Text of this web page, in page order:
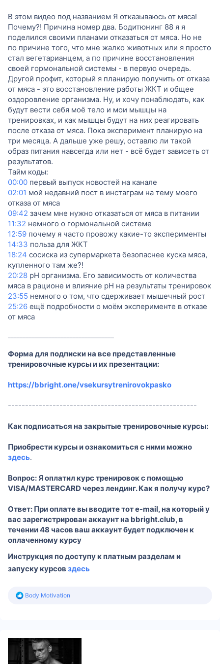
В этом видео под названием Я отказываюсь от мяса!
Почему?! Причина номер два. Бодитюнинг 88 я я
поделился своими планами отказаться от мяса. Но не
по причине того, что мне жалко животных или я просто
стал вегетарианцем, а по причине восстановления
своей гормональной системы - в первую очередь.
Другой профит, который я планирую получить от отказа
от мяса - это восстановление работы ЖКТ и общее
оздоровление организма. Ну, и хочу понаблюдать, как
будут вести себя моё тело и мои мышцы на
тренировках, и как мышцы будут на них реагировать
после отказа от мяса. Пока эксперимент планирую на
три месяца. А дальше уже решу, оставлю ли такой
образ питания навсегда или нет - всё будет зависеть от
результатов.
Тайм коды:
00:00 первый выпуск новостей на канале
02:01 мой недавний пост в инстаграм на тему моего
отказа от мяса
09:42 зачем мне нужно отказаться от мяса в питании
11:32 немного о гормональной системе
12:59 почему я часто провожу какие-то эксперименты
14:33 польза для ЖКТ
18:24 сосиска из супермаркета безопаснее куска мяса,
купленного там же?!
20:28 рН организма. Его зависимость от количества
мяса в рационе и влияние рН на результаты тренировок
23:55 немного о том, что сдерживает мышечный рост
25:26 ещё подробности о моём эксперименте в отказе
от мяса
Форма для подписки на все представленные
тренировочные курсы и их презентации:
https://bbright.one/vsekursytrenirovokpasko
-------------------------------------------------------
Как подписаться на закрытые тренировочные курсы:
Приобрести курсы и ознакомиться с ними можно
здесь.
Вопрос: Я оплатил курс тренировок с помощью
VISA/MASTERCARD через лендинг. Как я получу курс?
Ответ: При оплате вы вводите тот e-mail, на который у
вас зарегистрирован аккаунт на bbright.club, в
течении 48 часов ваш аккаунт будет подключен к
оплаченному курсу
Инструкция по доступу к платным разделам и
запуску курсов здесь
Р
Body Motivation